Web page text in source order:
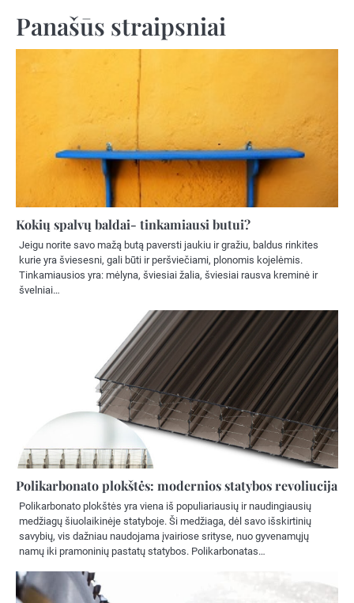
įrašų
Panašūs straipsniai
Kokių spalvų baldai- tinkamiausi butui?
Jeigu norite savo mažą butą paversti jaukiu ir gražiu, baldus rinkites
kurie yra šviesesni, gali būti ir peršviečiami, plonomis kojelėmis.
Tinkamiausios yra: mėlyna, šviesiai žalia, šviesiai rausva kreminė ir
švelniai…
Polikarbonato plokštės: modernios statybos revoliucija
Polikarbonato plokštės yra viena iš populiariausių ir naudingiausių
medžiagų šiuolaikinėje statyboje. Ši medžiaga, dėl savo išskirtinių
savybių, vis dažniau naudojama įvairiose srityse, nuo gyvenamųjų
namų iki pramoninių pastatų statybos. Polikarbonatas…